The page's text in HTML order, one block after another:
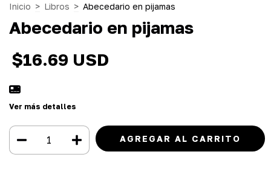
Inicio > Libros > Abecedario en pijamas
Abecedario en pijamas
$16.69 USD
Ver más detalles